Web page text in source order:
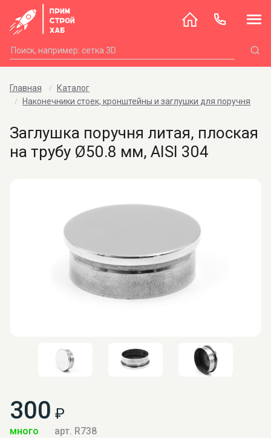
Главная
Каталог
Наконечники стоек, кронштейны и заглушки для поручня
Заглушка поручня литая, плоская
на трубу Ø50.8 мм, AISI 304
300 ₽
много арт. R738